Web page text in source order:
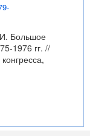
Большое
1976 гг. //